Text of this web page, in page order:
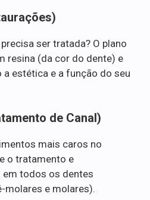
ser tratada? O plano
resina (da cor do dente) e
estética e a função do seu
de Canal)
mais caros no
o tratamento e
todos os dentes
molares e molares).